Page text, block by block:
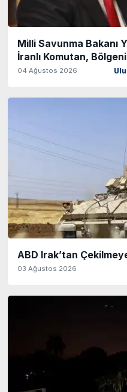
Milli Savunma Bakanı
İranlı Komutan,
04 Ağustos 2026
ABD Irak’tan
03 Ağustos 2026